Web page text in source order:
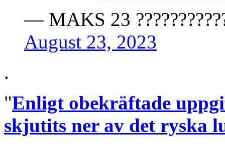
— MAKS 23
August 23, 2023
.
"Enligt obekräftade
skjutits ner av det ryska